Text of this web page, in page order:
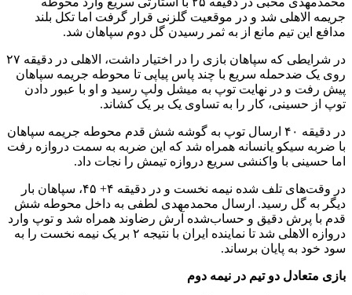
جریمه الاهلی شد و در موقعیت گلزنی قرار گرفت اما تکل بلند
مدافع این تیم مانع از به ثمر رسیدن گل دوم سپاهان شد.
در شرایطی که سپاهان بازی را در اختیار داشت، الاهلی در دقیقه ۲۷
روی یک ضدحمله سریع با چند پاس پیاپی تا محوطه جریمه سپاهان
پیش رفت و در نهایت توپ به میشل ولپ رسید و او با عبور دادن
توپ از حسینی، کار را به تساوی یک بر یک کشاند.
در دقیقه ۴۰ ارسال توپ به گوشه شش قدم محوطه جریمه سپاهان
با ضربه سیکو یانسانه همراه شد که این ضربه به سمت دروازه رفت
اما حسینی با واکنشی سریع دروازه تیمش را نجات داد.
در وقت‌های تلف شده نیمه نخست و در دقیقه ۴+ ۴۵، سپاهان بار
دیگر به گل رسید. ارسال محمدمهدی لطفی به داخل محوطه شش
قدم با پرش دقیق و حساب‌شده آرش رضاوند همراه شد و توپ وارد
دروازه الاهلی شد تا نماینده ایران با نتیجه ۲ بر یک نیمه نخست را به
سود خود به پایان برساند.
بازی متعادل دو تیم در نیمه دوم